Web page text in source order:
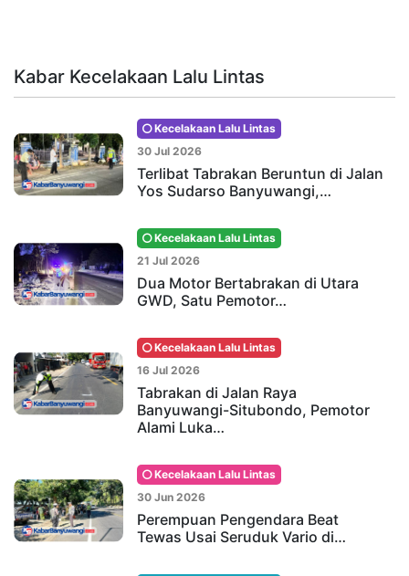
Kabar Kecelakaan Lalu Lintas
Kecelakaan Lalu Lintas
30 Jul 2026
Terlibat Tabrakan Beruntun di Jalan
Yos Sudarso Banyuwangi,…
Kecelakaan Lalu Lintas
21 Jul 2026
Dua Motor Bertabrakan di Utara
GWD, Satu Pemotor…
Kecelakaan Lalu Lintas
16 Jul 2026
Tabrakan di Jalan Raya
Banyuwangi-Situbondo, Pemotor
Alami Luka…
Kecelakaan Lalu Lintas
30 Jun 2026
Perempuan Pengendara Beat
Tewas Usai Seruduk Vario di…